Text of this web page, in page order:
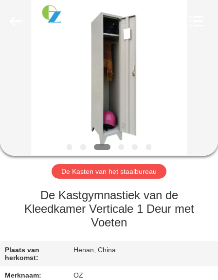
FABRIEKSREIS
KWALITEITSCONTROLE
CONTACTEER
De Kasten van het staalbureau
De Kastgymnastiek van de
Kleedkamer Verticale 1 Deur met
Voeten
Plaats van
herkomst:
Henan, China
Merknaam: OZ